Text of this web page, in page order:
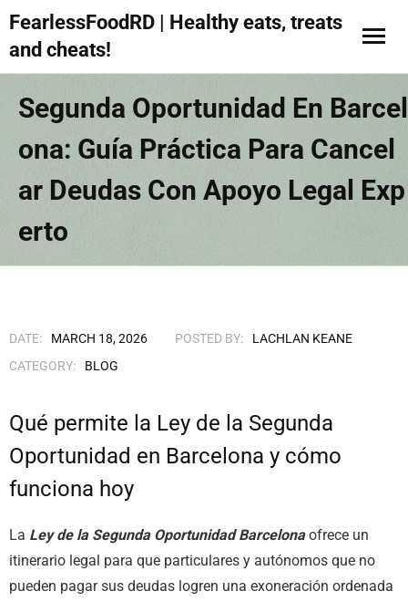
FearlessFoodRD | Healthy eats, treats
and cheats!
Segunda Oportunidad En Barcel
Ona: Guía Práctica Para Cancel
Ar Deudas Con Apoyo Legal Exp
Erto
DATE: MARCH 18, 2026 POSTED BY:
LACHLAN KEANE
CATEGORY:
BLOG
Qué permite la Ley de la Segunda
Oportunidad en Barcelona y cómo
funciona hoy
La Ley de la Segunda Oportunidad Barcelonaofrece un
itinerario legal para que particulares y autónomos que no
pueden pagar sus deudas logren una exoneración ordenada